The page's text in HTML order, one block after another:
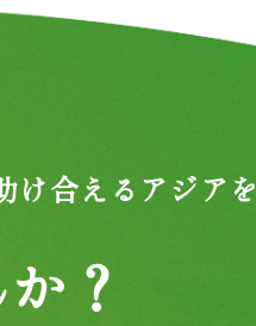
け合えるアジアを
？